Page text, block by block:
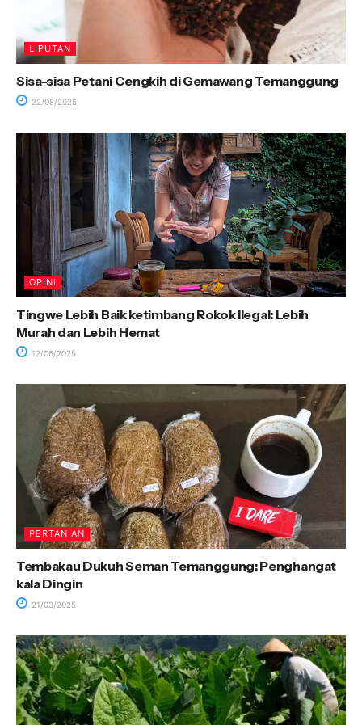
LIPUTAN
Sisa-sisa Petani Cengkih di Gemawang Temanggung
22/08/2025
OPINI
Tingwe Lebih Baik ketimbang Rokok Ilegal: Lebih
Murah dan Lebih Hemat
12/06/2025
PERTANIAN
Tembakau Dukuh Seman Temanggung: Penghangat
kala Dingin
21/03/2025